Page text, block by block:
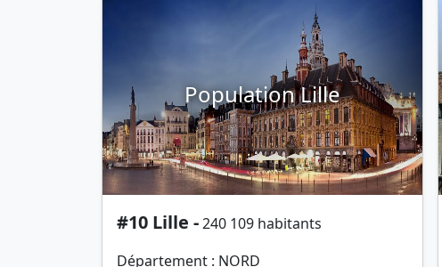
Population Lille
#10 Lille -240 109 habitants
Département : NORD